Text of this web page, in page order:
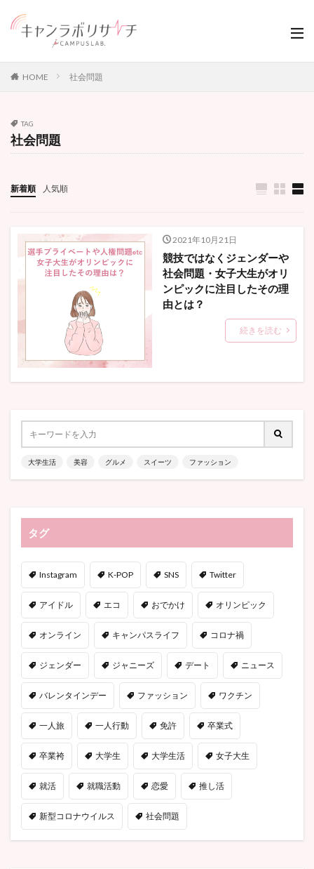
HOME 社会問題
TAG
社会問題
新着順 人気順
2021年10月21日
競技ではなくジェンダーや
社会問題・女子大生がオリ
ンピックに注目したその理
由とは？
続きを読む
大学生活 美容 グルメ スイーツ ファッション
タグ
Instagram K-POP SNS Twitter
アイドル エコ おでかけ オリンピック
オンライン キャンパスライフ コロナ禍
ジェンダー ジャニーズ デート ニュース
バレンタインデー ファッション ワクチン
一人旅 一人行動 免許 卒業式
卒業袴 大学生 大学生活 女子大生
就活 就職活動 恋愛 推し活
新型コロナウイルス 社会問題